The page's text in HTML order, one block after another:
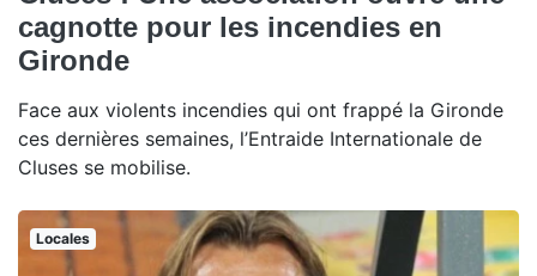
cagnotte pour les incendies en
Gironde
Face aux violents incendies qui ont frappé la Gironde
ces dernières semaines, l’Entraide Internationale de
Cluses se mobilise.
Locales